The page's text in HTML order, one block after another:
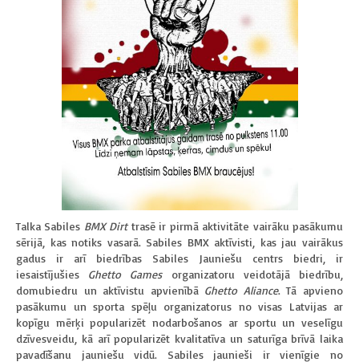
Talka Sabiles BMX Dirttrasē ir pirmā aktivitāte vairāku pasākumu
sērijā, kas notiks vasarā. Sabiles BMX aktīvisti, kas jau vairākus
gadus ir arī biedrības Sabiles Jauniešu centrs biedri, ir
iesaistījušies Ghetto Gamesorganizatoru veidotājā biedrību,
domubiedru un aktīvistu apvienībā Ghetto Aliance. Tā apvieno
pasākumu un sporta spēļu organizatorus no visas Latvijas ar
kopīgu mērķi popularizēt nodarbošanos ar sportu un veselīgu
dzīvesveidu, kā arī popularizēt kvalitatīva un saturīga brīvā laika
pavadīšanu jauniešu vidū. Sabiles jaunieši ir vienīgie no